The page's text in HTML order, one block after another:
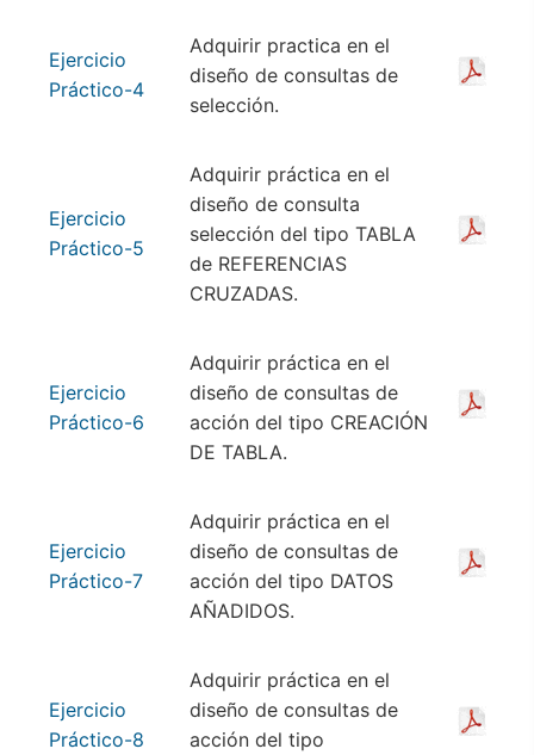
Ejercicio
Práctico-4
Adquirir practica en el
diseño de consultas de
selección.
Ejercicio
Práctico-5
Adquirir práctica en el
diseño de consulta
selección del tipo TABLA
de REFERENCIAS
CRUZADAS.
Ejercicio
Práctico-6
Adquirir práctica en el
diseño de consultas de
acción del tipo CREACIÓN
DE TABLA.
Ejercicio
Práctico-7
Adquirir práctica en el
diseño de consultas de
acción del tipo DATOS
AÑADIDOS.
Ejercicio
Práctico-8
Adquirir práctica en el
diseño de consultas de
acción del tipo